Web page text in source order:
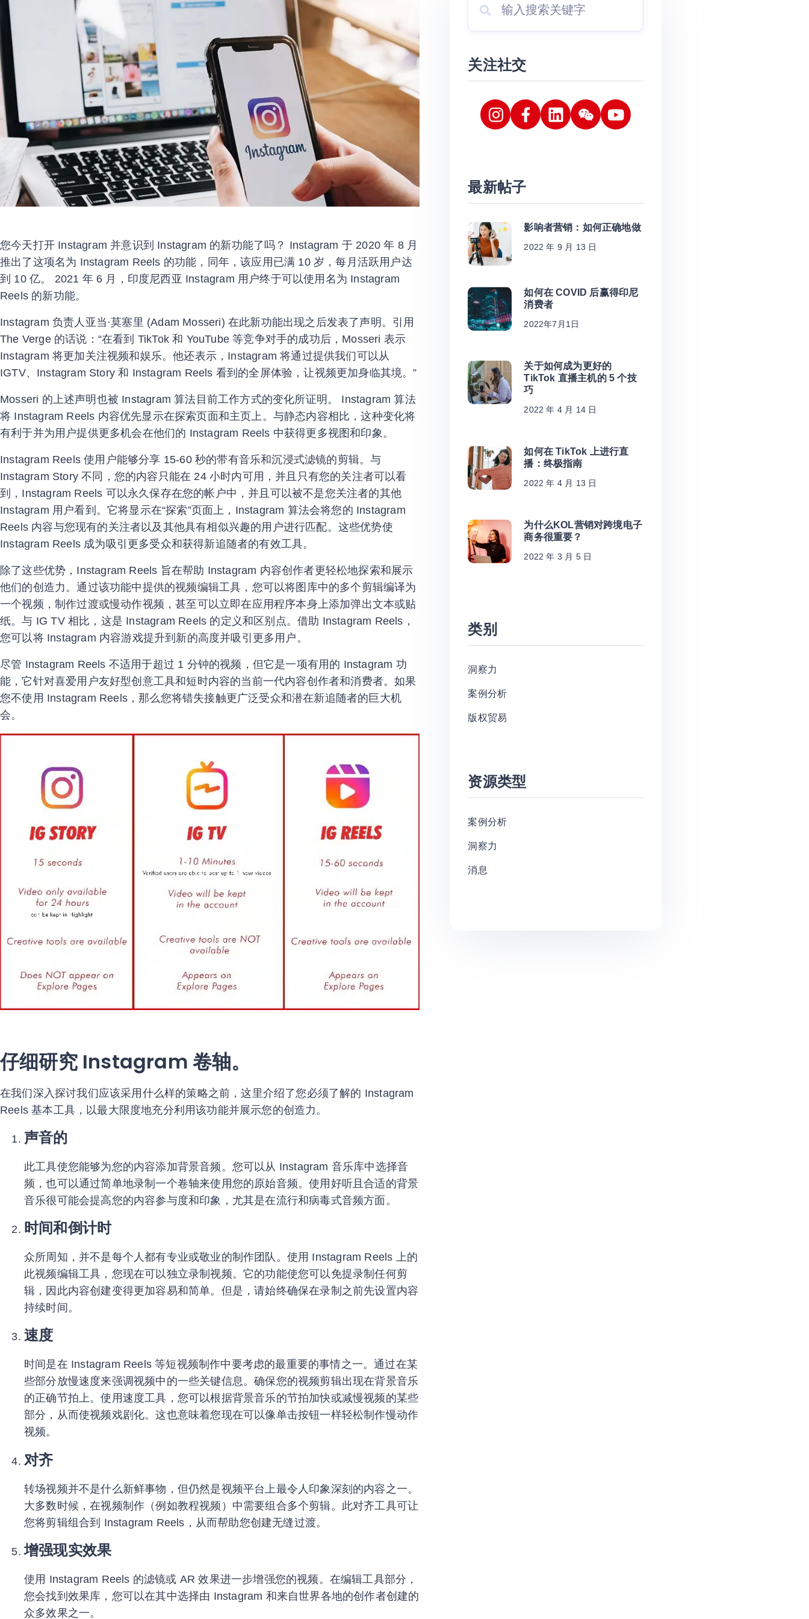
您今天打开 Instagram 并意识到 Instagram 的新功能了吗？ Instagram 于 2020 年 8 月
推出了这项名为 Instagram Reels 的功能，同年，该应用已满 10 岁，每月活跃用户达
到 10 亿。 2021 年 6 月，印度尼西亚 Instagram 用户终于可以使用名为 Instagram
Reels 的新功能。
Instagram 负责人亚当·莫塞里 (Adam Mosseri) 在此新功能出现之后发表了声明。引用
The Verge 的话说：“在看到 TikTok 和 YouTube 等竞争对手的成功后，Mosseri 表示
Instagram 将更加关注视频和娱乐。他还表示，Instagram 将通过提供我们可以从
IGTV、Instagram Story 和 Instagram Reels 看到的全屏体验，让视频更加身临其境。”
Mosseri 的上述声明也被 Instagram 算法目前工作方式的变化所证明。 Instagram 算法
将 Instagram Reels 内容优先显示在探索页面和主页上。与静态内容相比，这种变化将
有利于并为用户提供更多机会在他们的 Instagram Reels 中获得更多视图和印象。
Instagram Reels 使用户能够分享 15-60 秒的带有音乐和沉浸式滤镜的剪辑。与
Instagram Story 不同，您的内容只能在 24 小时内可用，并且只有您的关注者可以看
到，Instagram Reels 可以永久保存在您的帐户中，并且可以被不是您关注者的其他
Instagram 用户看到。它将显示在“探索”页面上，Instagram 算法会将您的 Instagram
Reels 内容与您现有的关注者以及其他具有相似兴趣的用户进行匹配。这些优势使
Instagram Reels 成为吸引更多受众和获得新追随者的有效工具。
除了这些优势，Instagram Reels 旨在帮助 Instagram 内容创作者更轻松地探索和展示
他们的创造力。通过该功能中提供的视频编辑工具，您可以将图库中的多个剪辑编译为
一个视频，制作过渡或慢动作视频，甚至可以立即在应用程序本身上添加弹出文本或贴
纸。与 IG TV 相比，这是 Instagram Reels 的定义和区别点。借助 Instagram Reels，
您可以将 Instagram 内容游戏提升到新的高度并吸引更多用户。
尽管 Instagram Reels 不适用于超过 1 分钟的视频，但它是一项有用的 Instagram 功
能，它针对喜爱用户友好型创意工具和短时内容的当前一代内容创作者和消费者。如果
您不使用 Instagram Reels，那么您将错失接触更广泛受众和潜在新追随者的巨大机
会。
仔细研究 Instagram 卷轴。
在我们深入探讨我们应该采用什么样的策略之前，这里介绍了您必须了解的 Instagram
Reels 基本工具，以最大限度地充分利用该功能并展示您的创造力。
声音的
此工具使您能够为您的内容添加背景音频。您可以从 Instagram 音乐库中选择音
频，也可以通过简单地录制一个卷轴来使用您的原始音频。使用好听且合适的背景
音乐很可能会提高您的内容参与度和印象，尤其是在流行和病毒式音频方面。
时间和倒计时
众所周知，并不是每个人都有专业或敬业的制作团队。使用 Instagram Reels 上的
此视频编辑工具，您现在可以独立录制视频。它的功能使您可以免提录制任何剪
辑，因此内容创建变得更加容易和简单。但是，请始终确保在录制之前先设置内容
持续时间。
速度
时间是在 Instagram Reels 等短视频制作中要考虑的最重要的事情之一。通过在某
些部分放慢速度来强调视频中的一些关键信息。确保您的视频剪辑出现在背景音乐
的正确节拍上。使用速度工具，您可以根据背景音乐的节拍加快或减慢视频的某些
部分，从而使视频戏剧化。这也意味着您现在可以像单击按钮一样轻松制作慢动作
视频。
对齐
转场视频并不是什么新鲜事物，但仍然是视频平台上最令人印象深刻的内容之一。
大多数时候，在视频制作（例如教程视频）中需要组合多个剪辑。此对齐工具可让
您将剪辑组合到 Instagram Reels，从而帮助您创建无缝过渡。
增强现实效果
使用 Instagram Reels 的滤镜或 AR 效果进一步增强您的视频。在编辑工具部分，
您会找到效果库，您可以在其中选择由 Instagram 和来自世界各地的创作者创建的
众多效果之一。
关注社交
最新帖子
影响者营销：如何正确地做
2022 年 9 月 13 日
如何在 COVID 后赢得印尼
消费者
2022年7月1日
关于如何成为更好的
TikTok 直播主机的 5 个技
巧
2022 年 4 月 14 日
如何在 TikTok 上进行直
播：终极指南
2022 年 4 月 13 日
为什么KOL营销对跨境电子
商务很重要？
2022 年 3 月 5 日
类别
洞察力
案例分析
版权贸易
资源类型
案例分析
洞察力
消息